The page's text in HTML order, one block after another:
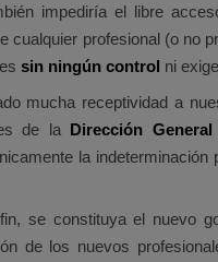
impediría el libre
cualquier profesional (o no
sin ningún control ni
mucha receptividad a
de la Dirección
la
se constituya el nuevo
de los nuevos